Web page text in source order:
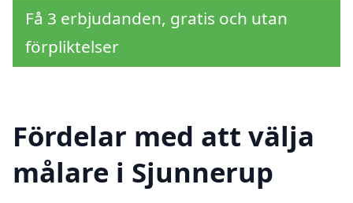
Få 3 erbjudanden, gratis och utan
förpliktelser
Fördelar med att välja
målare i Sjunnerup